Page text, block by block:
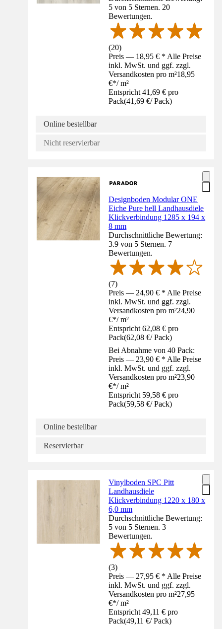
5 von 5 Sternen. 20
Bewertungen.
(20)
Preis — 18,95 € * Alle Preise
inkl. MwSt. und ggf. zzgl.
Versandkosten pro m²18,95
€*/ m²
Entspricht 41,69 € pro
Pack(41,69 €/ Pack)
Online bestellbar
Nicht reservierbar
Designboden Modular ONE
Eiche Pure hell Landhausdiele
Klickverbindung 1285 x 194 x
8 mm
Durchschnittliche Bewertung:
3.9 von 5 Sternen. 7
Bewertungen.
(7)
Preis — 24,90 € * Alle Preise
inkl. MwSt. und ggf. zzgl.
Versandkosten pro m²24,90
€*/ m²
Entspricht 62,08 € pro
Pack(62,08 €/ Pack)
Bei Abnahme von 40 Pack:
Preis — 23,90 € * Alle Preise
inkl. MwSt. und ggf. zzgl.
Versandkosten pro m²23,90
€*/ m²
Entspricht 59,58 € pro
Pack(59,58 €/ Pack)
Online bestellbar
Reservierbar
Vinylboden SPC Pitt
Landhausdiele
Klickverbindung 1220 x 180 x
6,0 mm
Durchschnittliche Bewertung:
5 von 5 Sternen. 3
Bewertungen.
(3)
Preis — 27,95 € * Alle Preise
inkl. MwSt. und ggf. zzgl.
Versandkosten pro m²27,95
€*/ m²
Entspricht 49,11 € pro
Pack(49,11 €/ Pack)